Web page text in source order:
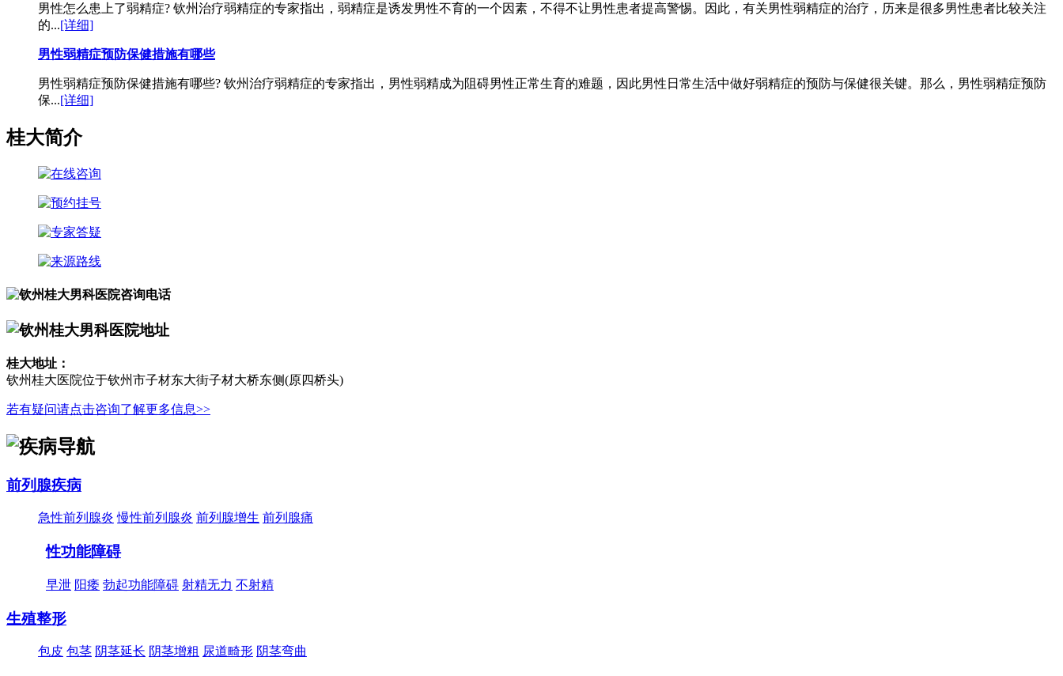
男性怎么患上了弱精症? 钦州治疗弱精症的专家指出，弱精症是诱发男性不育的一个因素，不得不让男性患者提高警惕。因此，有关男性弱精症的治疗，历来是很多男性患者比较关注
的...[详细]
男性弱精症预防保健措施有哪些
男性弱精症预防保健措施有哪些? 钦州治疗弱精症的专家指出，男性弱精成为阻碍男性正常生育的难题，因此男性日常生活中做好弱精症的预防与保健很关键。那么，男性弱精症预防
保...[详细]
桂大简介
桂大地址：
钦州桂大医院位于钦州市子材东大街子材大桥东侧(原四桥头)
若有疑问请点击咨询了解更多信息>>
前列腺疾病
急性前列腺炎 慢性前列腺炎 前列腺增生 前列腺痛
性功能障碍
早泄 阳痿 勃起功能障碍 射精无力 不射精
生殖整形
包皮 包茎 阴茎延长 阴茎增粗 尿道畸形 阴茎弯曲